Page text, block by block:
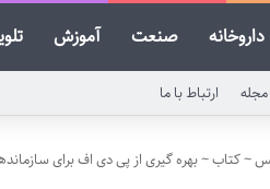
داروخانه صنعت آموزش
ارتباط با ما
~کتاب~بهره گیری از پی دی اف برای